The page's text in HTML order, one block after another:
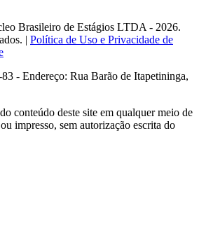
Brasileiro de Estágios LTDA - 2026.
| Política de Uso e Privacidade de
- Endereço: Rua Barão de Itapetininga,
conteúdo deste site em qualquer meio de
impresso, sem autorização escrita do